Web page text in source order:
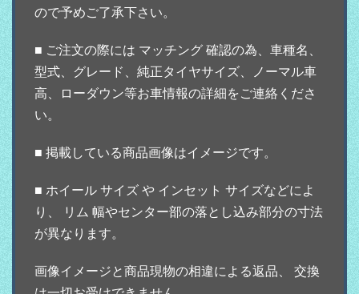
ので予めご了承下さい。
■ ご注文の際には マッチング 確認の為、車種名、
型式、グレード、純正タイヤサイズ、ノーマル車
高、ローダウン等お車情報の詳細をご連絡くださ
い。
■ 掲載している商品画像はイメージです。
■ ホイール サイズ や インセット サイズなどによ
り、 リム 幅やセンター部の落とし込み部分の寸法
が異なります。
画像イメージと商品現物の相違による返品、 交換